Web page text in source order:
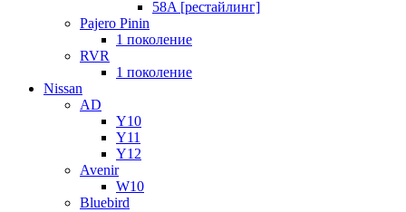
58A [рестайлинг]
Pajero Pinin
1 поколение
RVR
1 поколение
Nissan
AD
Y10
Y11
Y12
Avenir
W10
Bluebird